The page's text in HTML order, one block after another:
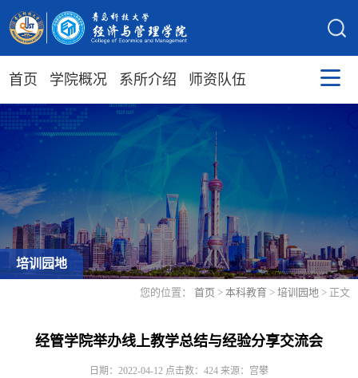
首页 学院概况 系所介绍 师资队伍
培训园地
您的位置： 首页 > 本科教育 > 培训园地 > 正文
经管学院举办线上教学总结与经验分享交流会
日期：2022-04-12 点击数： 424 来源：宫攀